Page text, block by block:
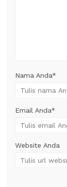
Nama Anda*
Email Anda*
Website Anda